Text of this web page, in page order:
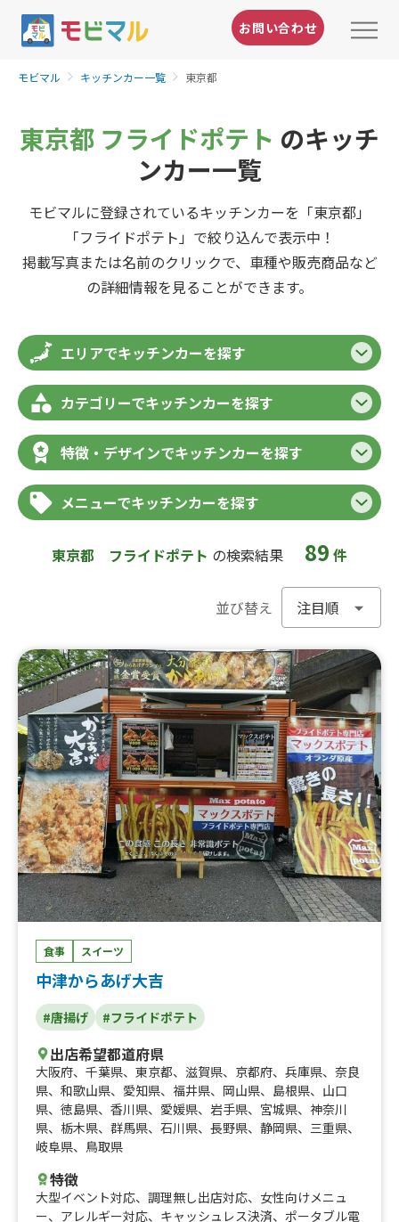
お問い合わせ
モビマル キッチンカー一覧 東京都
東京都 フライドポテト のキッチ
ンカー一覧
モビマルに登録されているキッチンカーを「東京都」
「フライドポテト」で絞り込んで表示中！
掲載写真または名前のクリックで、車種や販売商品など
の詳細情報を見ることができます。
エリアでキッチンカーを探す
カテゴリーでキッチンカーを探す
特徴・デザインでキッチンカーを探す
メニューでキッチンカーを探す
東京都 フライドポテト の検索結果 89 件
並び替え
食事 スイーツ
中津からあげ大吉
#唐揚げ #フライドポテト
出店希望都道府県
大阪府、 千葉県、 東京都、 滋賀県、 京都府、 兵庫県、 奈良
県、 和歌山県、 愛知県、 福井県、 岡山県、 島根県、 山口
県、 徳島県、 香川県、 愛媛県、 岩手県、 宮城県、 神奈川
県、 栃木県、 群馬県、 石川県、 長野県、 静岡県、 三重県、
岐阜県、 鳥取県
特徴
大型イベント対応、 調理無し出店対応、 女性向けメニュ
ー、 アレルギー対応、 キャッシュレス決済、 ポータブル電